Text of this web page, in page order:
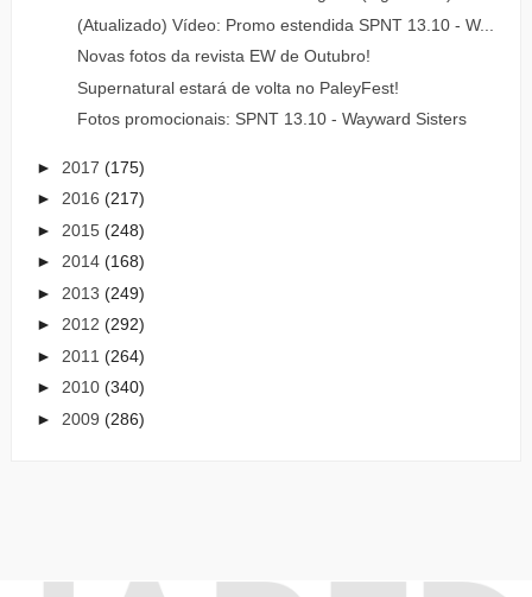
(Atualizado) Vídeo: Promo estendida SPNT 13.10 - W...
Novas fotos da revista EW de Outubro!
Supernatural estará de volta no PaleyFest!
Fotos promocionais: SPNT 13.10 - Wayward Sisters
► 2017 (175)
► 2016 (217)
► 2015 (248)
► 2014 (168)
► 2013 (249)
► 2012 (292)
► 2011 (264)
► 2010 (340)
► 2009 (286)